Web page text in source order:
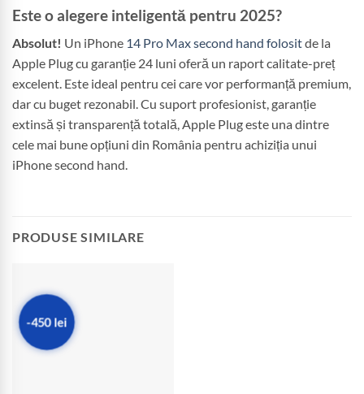
Este o alegere inteligentă pentru 2025?
Absolut! Un iPhone 14 Pro Max second hand folositde la
Apple Plug cu garanție 24 luni oferă un raport calitate-preț
excelent. Este ideal pentru cei care vor performanță premium,
dar cu buget rezonabil. Cu suport profesionist, garanție
extinsă și transparență totală, Apple Plug este una dintre
cele mai bune opțiuni din România pentru achiziția unui
iPhone second hand.
PRODUSE SIMILARE
-450 lei